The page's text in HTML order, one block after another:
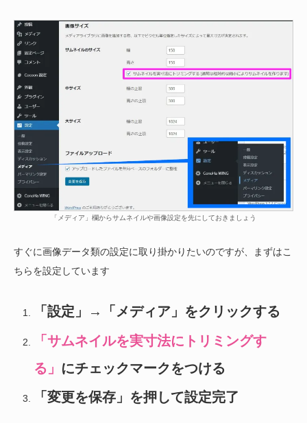
「メディア」欄からサムネイルや画像設定を先にしておきましょう
すぐに画像データ類の設定に取り掛かりたいのですが、まずはこ
ちらを設定しています
「設定」→「メディア」をクリックする
「サムネイルを実寸法にトリミングす
る」 にチェックマークをつける
「変更を保存」を押して設定完了